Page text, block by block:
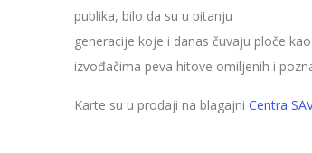
publika, bilo da su u pitanju
generacije koje i danas čuvaju ploče
izvođačima peva hitove omiljenih i
Karte su u prodaji na blagajni Centra